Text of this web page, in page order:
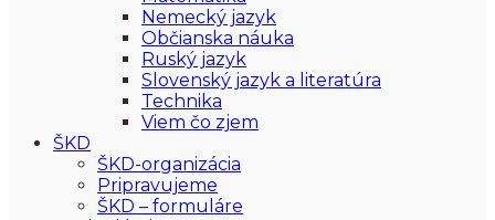
Nemecký jazyk
Občianska náuka
Ruský jazyk
Slovenský jazyk a literatúra
Technika
Viem čo zjem
ŠKD
ŠKD-organizácia
Pripravujeme
ŠKD – formuláre